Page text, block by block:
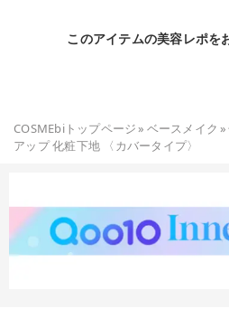
このアイテムの美容レポを
COSMEbiトップページ» ベースメイク »
アップ 化粧下地 〈カバータイプ〉